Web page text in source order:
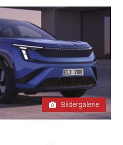
Bildergalerie